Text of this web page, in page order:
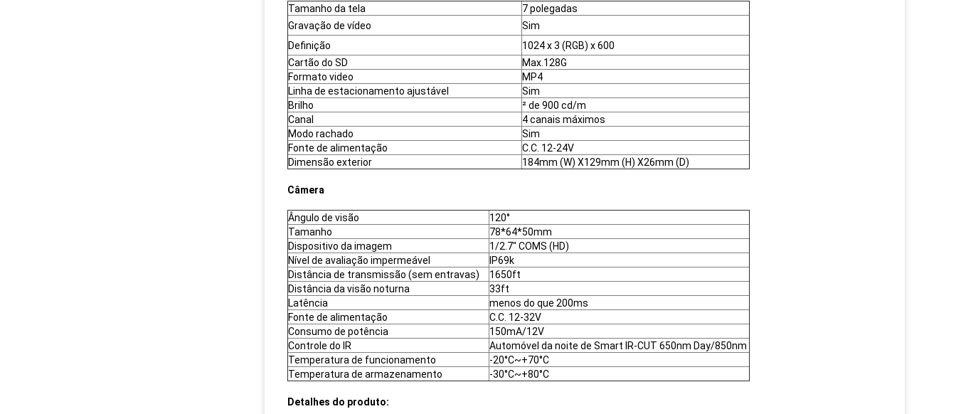
Tamanho da tela
7 polegadas
Gravação de vídeo
Sim
Definição
1024 x 3 (RGB) x 600
Cartão do SD
Max.128G
Formato video
MP4
Linha de estacionamento ajustável
Sim
Brilho
² de 900 cd/m
Canal
4 canais máximos
Modo rachado
Sim
Fonte de alimentação
C.C. 12-24V
Dimensão exterior
184mm (W) X129mm (H) X26mm (D)
Câmera
Ângulo de visão
120°
Tamanho
78*64*50mm
Dispositivo da imagem
1/2.7" COMS (HD)
Nível de avaliação impermeável
IP69k
Distância de transmissão (sem entravas)
1650ft
Distância da visão noturna
33ft
Latência
menos do que 200ms
Fonte de alimentação
C.C. 12-32V
Consumo de potência
150mA/12V
Controle do IR
Automóvel da noite de Smart IR-CUT 650nm Day/850nm
Temperatura de funcionamento
-20°C~+70°C
Temperatura de armazenamento
-30°C~+80°C
Detalhes do produto: